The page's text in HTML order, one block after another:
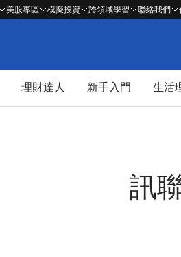
美股專區 模擬投資 跨領域學習 聯絡我們
理財達人 新手入門 生活
訊